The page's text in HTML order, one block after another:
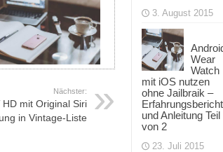
Nächster:
HD mit Original Siri
in Vintage-Liste
3. August 2015
Wear
Watch
mit iOS nutzen
ohne Jailbraik –
Erfahrungsbericht
und Anleitung Teil
von 2
23. Juli 2015